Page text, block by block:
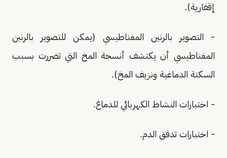
إقفارية).
- التصوير بالرنين المغناطيسي (يمكن للتصوير بالرنين
المغناطيسي أن يكتشف أنسجة المخ التي تضررت بسبب
السكتة الدماغية ونزيف المخ).
- اختبارات النشاط الكهربائي للدماغ.
- اختبارات تدفق الدم.